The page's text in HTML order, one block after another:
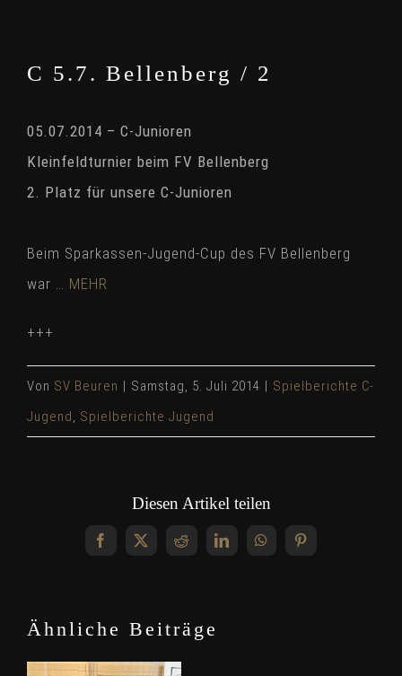
C 5.7. Bellenberg / 2
05.07.2014 – C-Junioren
Kleinfeldturnier beim FV Bellenberg
2. Platz für unsere C-Junioren
Beim Sparkassen-Jugend-Cup des FV Bellenberg
war … MEHR
+++
Von SV Beuren | Samstag, 5. Juli 2014 | Spielberichte C-
Jugend, Spielberichte Jugend
Diesen Artikel teilen
Facebook Reddit LinkedInWhatsApp
Ähnliche Beiträge